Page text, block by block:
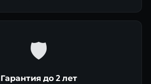
🛡
Гарантия до 2 лет